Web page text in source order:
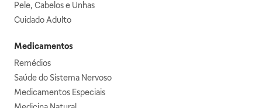
Pele, Cabelos e Unhas
Cuidado Adulto
Medicamentos
Remédios
Saúde do Sistema Nervoso
Medicamentos Especiais